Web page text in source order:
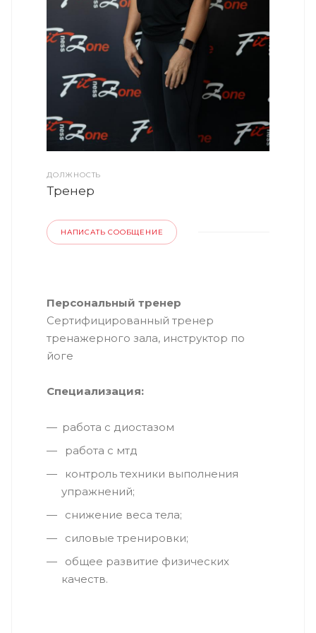
ДОЛЖНОСТЬ
Тренер
НАПИСАТЬ СООБЩЕНИЕ
Персональный тренер
Сертифицированный тренер
тренажерного зала, инструктор по
йоге
Специализация:
работа с диостазом
работа с мтд
контроль техники выполнения
упражнений;
снижение веса тела;
силовые тренировки;
общее развитие физических
качеств.